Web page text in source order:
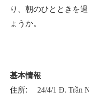
り、朝のひとときを
ょうか。
基本情報
住所: 24/4/1 Đ. Trần